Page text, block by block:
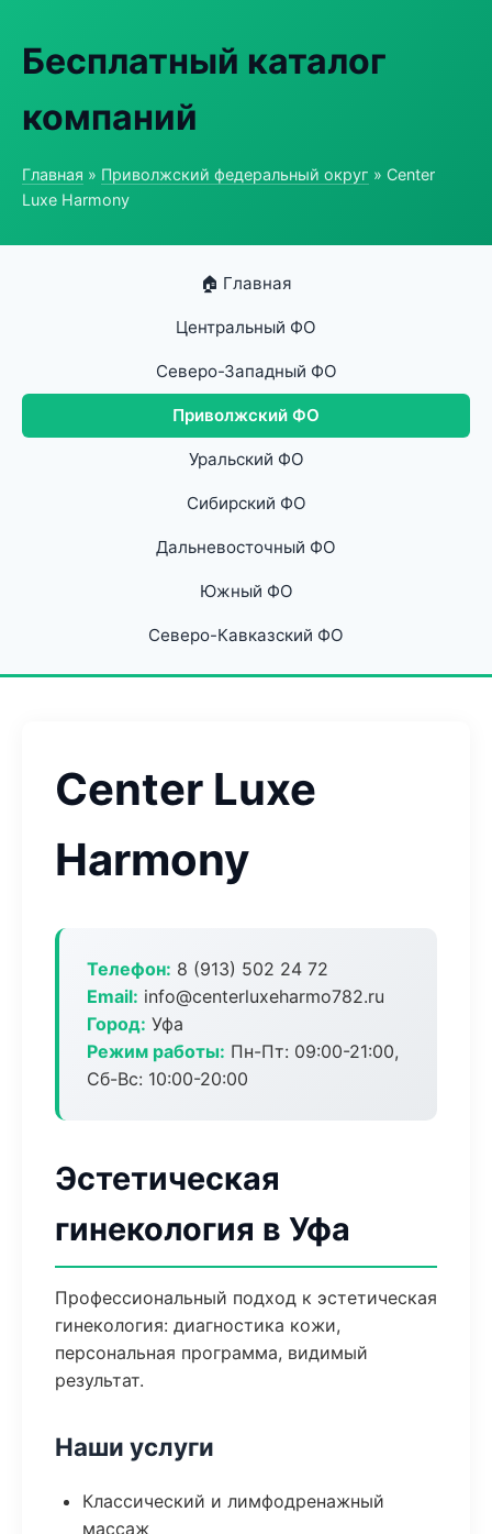
Бесплатный каталог
компаний
Главная » Приволжский федеральный округ » Center
Luxe Harmony
🏠 Главная
Центральный ФО
Северо-Западный ФО
Приволжский ФО
Уральский ФО
Сибирский ФО
Дальневосточный ФО
Южный ФО
Северо-Кавказский ФО
Center Luxe
Harmony
Телефон: 8 (913) 502 24 72
Email: info@centerluxeharmo782.ru
Город: Уфа
Режим работы: Пн-Пт: 09:00-21:00,
Сб-Вс: 10:00-20:00
Эстетическая
гинекология в Уфа
Профессиональный подход к эстетическая
гинекология: диагностика кожи,
персональная программа, видимый
результат.
Наши услуги
Классический и лимфодренажный
массаж